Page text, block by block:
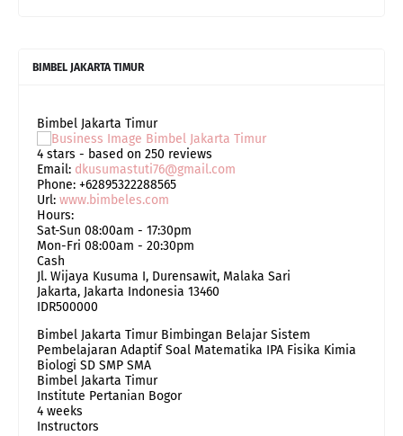
BIMBEL JAKARTA TIMUR
Bimbel Jakarta Timur
4 stars - based on 250 reviews
Email: dkusumastuti76@gmail.com
Phone: +62895322288565
Url: www.bimbeles.com
Hours:
Sat-Sun 08:00am - 17:30pm
Mon-Fri 08:00am - 20:30pm
Cash
Jl. Wijaya Kusuma I, Durensawit, Malaka Sari
Jakarta, Jakarta Indonesia 13460
IDR500000
Bimbel Jakarta Timur Bimbingan Belajar Sistem
Pembelajaran Adaptif Soal Matematika IPA Fisika Kimia
Biologi SD SMP SMA
Bimbel Jakarta Timur
Institute Pertanian Bogor
4 weeks
Instructors